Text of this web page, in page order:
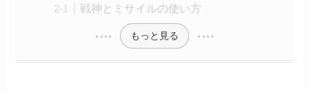
戦神とミサイルの使い方
もっと見る